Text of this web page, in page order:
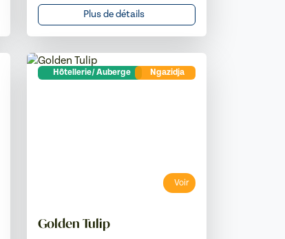
Plus de détails
Hôtellerie/ Auberge Ngazidja
Voir
Golden Tulip